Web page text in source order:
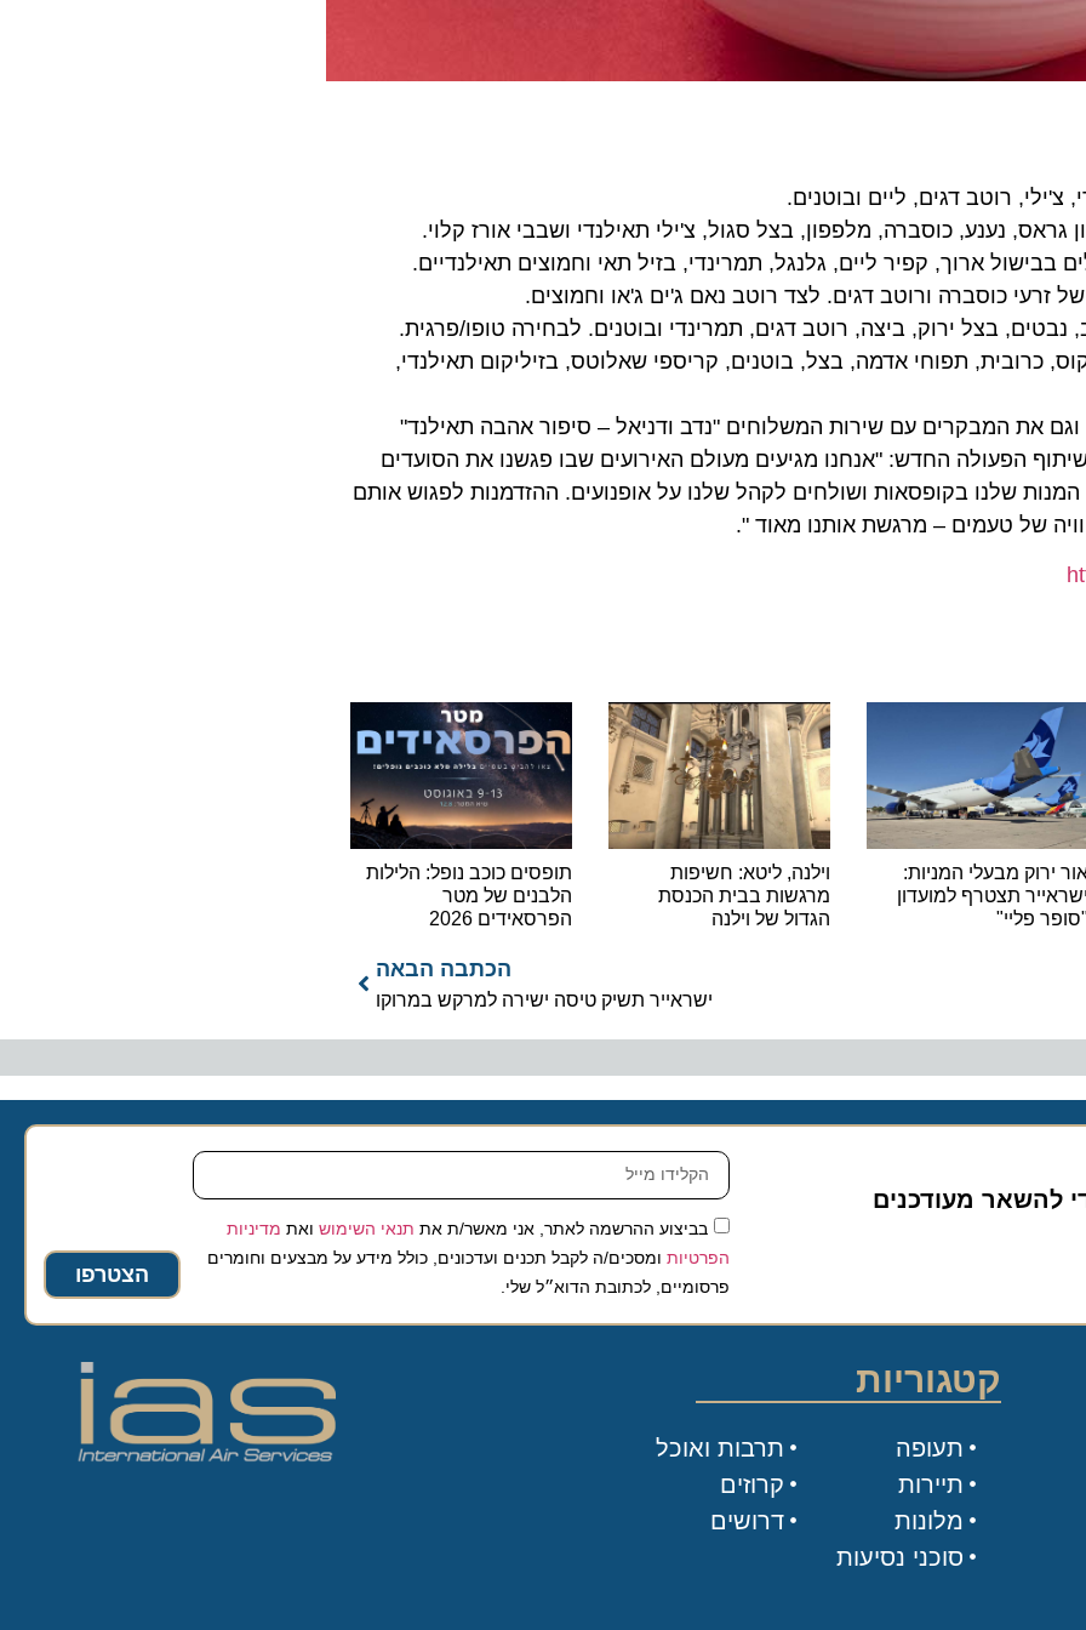
רוטב דגים, ליים ובוטנים.
נענע, כוסברה, מלפפון, בצל סגול, צ'ילי תאילנדי ושבבי אורז קלוי.
ארוך, קפיר ליים, גלנגל, תמרינדי, בזיל תאי וחמוצים תאילנדיים.
כוסברה ורוטב דגים. לצד רוטב נאם ג'ים ג'או וחמוצים.
בצל ירוק, ביצה, רוטב דגים, תמרינדי ובוטנים. לבחירה טופו/פרגית.
תפוחי אדמה, בצל, בוטנים, קריספי שאלוטס, בזיליקום תאילנדי,
המבקרים עם שירות המשלוחים "נדב ודניאל – סיפור אהבה תאילנד"
הפעולה החדש: "אנחנו מגיעים מעולם האירועים שבו פגשנו את הסועדים
שלנו בקופסאות ושולחים לקהל שלנו על אופנועים. ההזדמנות לפגוש אותם
של טעמים – מרגשת אותנו מאוד ".
מבעלי המניות:
תצטרף למועדון
פליי"
וילנה, ליטא: חשיפות
מרגשות בבית הכנסת
הגדול של וילנה
תופסים כוכב נופל: הלילות
הלבנים של מטר
הפרסאידים 2026
הכתבה הבאה
ישראייר תשיק טיסה ישירה למרקש במרוקו
מעודכנים
בביצוע ההרשמה לאתר, אני מאשר/ת אתתנאי השימושואת מדיניות
הפרטיותומסכים/ה לקבל תכנים ועדכונים, כולל מידע על מבצעים וחומרים
פרסומיים, לכתובת הדוא״ל שלי.
הצטרפו
קטגוריות
תעופה
תיירות
מלונות
סוכני נסיעות
תרבות ואוכל
קרוזים
דרושים